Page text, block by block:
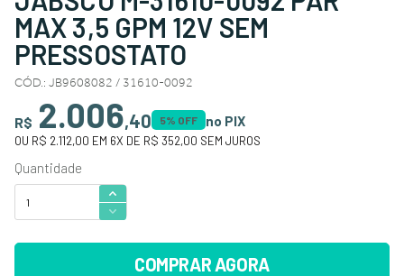
MAX 3,5 GPM 12V SEM
PRESSOSTATO
CÓD.: JB9608082 / 31610-0092
R$ 2.006,40 5% OFF no PIX
OU R$ 2.112,00 EM 6X DE R$ 352,00 SEM JUROS
COMPRAR AGORA